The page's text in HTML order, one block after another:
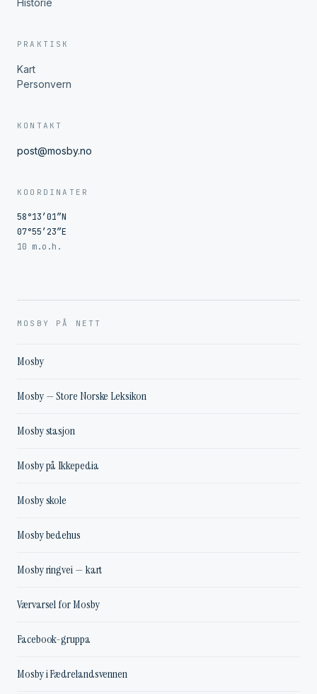
PRAKTISK
Kart
Personvern
KONTAKT
post@mosby.no
KOORDINATER
58°13′01″N
07°55′23″E
10 m.o.h.
MOSBY PÅ NETT
Mosby
Mosby — Store Norske Leksikon
Mosby stasjon
Mosby på Ikkepedia
Mosby skole
Mosby bedehus
Mosby ringvei — kart
Værvarsel for Mosby
Facebook-gruppa
Mosby i Fædrelandsvennen